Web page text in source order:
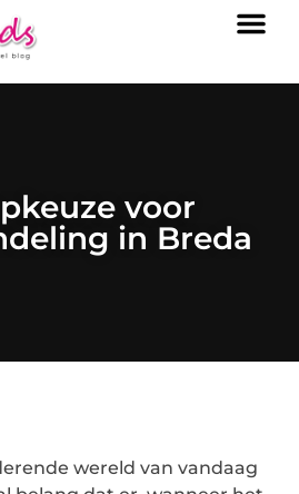
voor
in Breda
wereld van vandaag